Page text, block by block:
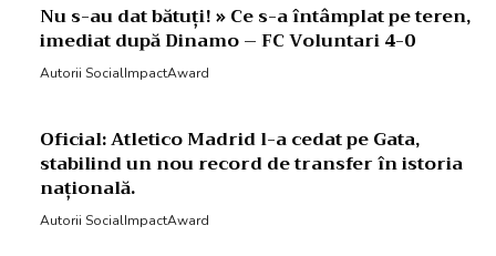
Nu s-au dat bătuți! » Ce s-a întâmplat pe teren,
imediat după Dinamo – FC Voluntari 4-0
Autorii SocialImpactAward
Oficial: Atletico Madrid l-a cedat pe Gata,
stabilind un nou record de transfer în istoria
națională.
Autorii SocialImpactAward